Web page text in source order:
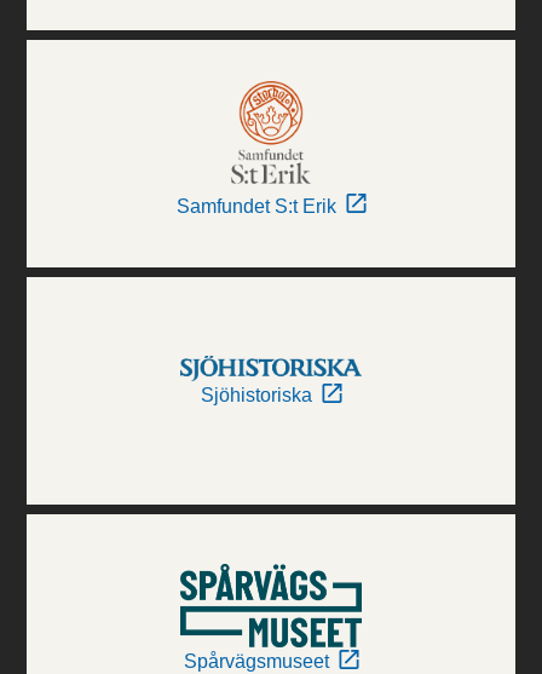
Samfundet S:t Erik
Sjöhistoriska
Spårvägsmuseet